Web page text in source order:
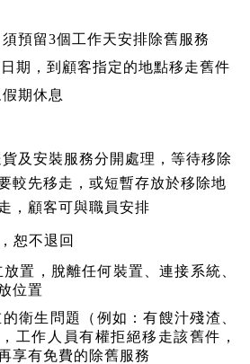
預留3個工作天安排除舊服務
期，到顧客指定的地點移走舊件
期休息
及安裝服務分開處理，等待移除
較先移走，或短暫存放於移除地
，顧客可與職員安排
恕不退回
置，脫離任何裝置、連接系統、
位置
衛生問題（例如：有餿汁殘渣、
工作人員有權拒絕移走該舊件，
享有免費的除舊服務